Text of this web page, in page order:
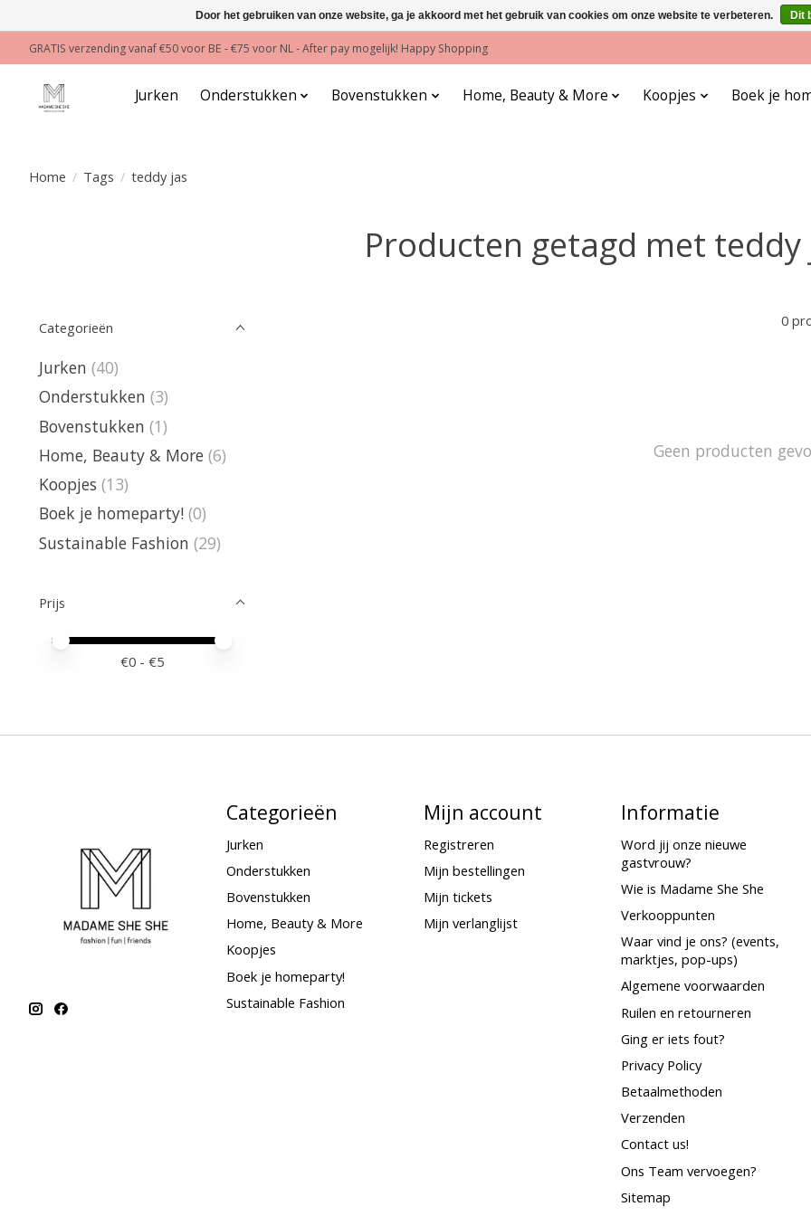
GRATIS verzending vanaf €50 voor BE - €75 voor NL - After pay mogelijk! Happy Shopping
Jurken Onderstukken Bovenstukken Home, Beauty & More Koopjes Boek je
Home / Tags / teddy jas
Producten getagd met teddy
Categorieën
Jurken (40)
Onderstukken (3)
Bovenstukken (1)
Home, Beauty & More (6)
Koopjes (13)
Boek je homeparty! (0)
Sustainable Fashion (29)
Prijs
Minimale prijswaarde
Price maximum value
€0 - €5
0
Geen producten
Categorieën
Jurken
Onderstukken
Bovenstukken
Home, Beauty & More
Koopjes
Boek je homeparty!
Sustainable Fashion
Mijn account
Registreren
Mijn bestellingen
Mijn tickets
Mijn verlanglijst
Informatie
Word jij onze nieuwe
gastvrouw?
Wie is Madame She She
Verkooppunten
Waar vind je ons? (events,
marktjes, pop-ups)
Algemene voorwaarden
Ruilen en retourneren
Ging er iets fout?
Privacy Policy
Betaalmethoden
Verzenden
Contact us!
Ons Team vervoegen?
Sitemap
Door het gebruiken van onze website, ga je akkoord met het gebruik van cookies om onze website te verbeteren. Dit